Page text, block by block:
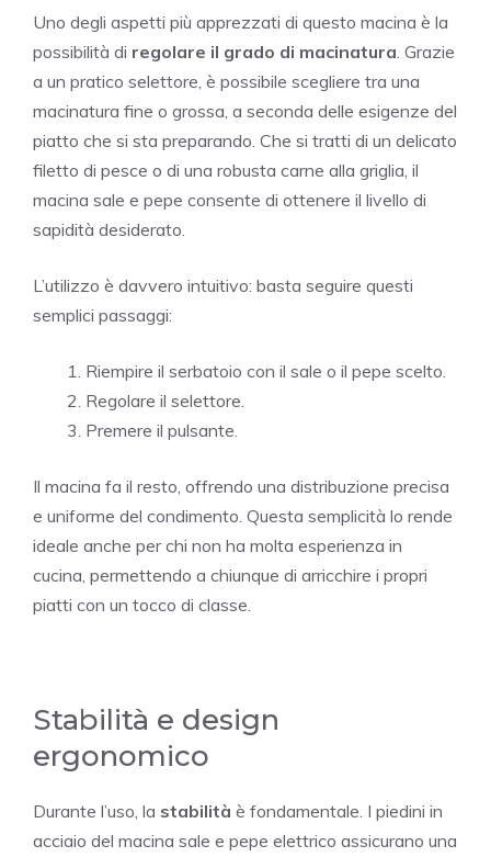
Uno degli aspetti più apprezzati di questo macina è la
possibilità di regolare il grado di macinatura . Grazie
a un pratico selettore, è possibile scegliere tra una
macinatura fine o grossa, a seconda delle esigenze del
piatto che si sta preparando. Che si tratti di un delicato
filetto di pesce o di una robusta carne alla griglia, il
macina sale e pepe consente di ottenere il livello di
sapidità desiderato.
L’utilizzo è davvero intuitivo: basta seguire questi
semplici passaggi:
Riempire il serbatoio con il sale o il pepe scelto.
Regolare il selettore.
Premere il pulsante.
Il macina fa il resto, offrendo una distribuzione precisa
e uniforme del condimento. Questa semplicità lo rende
ideale anche per chi non ha molta esperienza in
cucina, permettendo a chiunque di arricchire i propri
piatti con un tocco di classe.
Stabilità e design
ergonomico
Durante l’uso, la stabilità è fondamentale. I piedini in
acciaio del macina sale e pepe elettrico assicurano una